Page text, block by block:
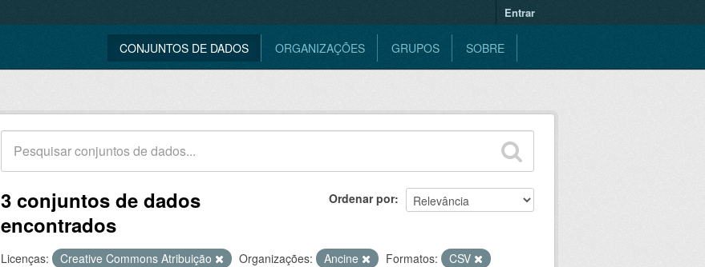
Entrar
CONJUNTOS DE DADOS ORGANIZAÇÕES GRUPOS SOBRE
Ordenar por
3 conjuntos de dados
encontrados
Licenças: Creative Commons Atribuição Organizações: Ancine Formatos:
CSV